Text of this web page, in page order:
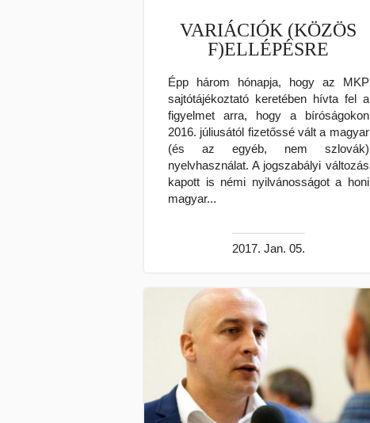
VARIÁCIÓK (KÖZÖS
F)ELLÉPÉSRE
Épp három hónapja, hogy az MKP
sajtótájékoztató keretében hívta fel a
figyelmet arra, hogy a bíróságokon
2016. júliusától fizetőssé vált a magyar
(és az egyéb, nem szlovák)
nyelvhasználat. A jogszabályi változás
kapott is némi nyilvánosságot a honi
magyar...
2017. Jan. 05.